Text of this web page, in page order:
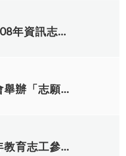
設備不足等無法
注意事項（附件
理，並請轉知所轄
附件6），又為利
服務時數計算起
業證書上所載名
就業使用。無護
、國小(三年級以
會人士。 九、活動
：即日起至114年7
「活動專區」
訓】114.7.19(星
公時間恕不受理。
，進行6 小時演講
佳作 蔡女齡 5 指
學習成果競賽佳
冠毅 9
施柏睿 11 第
12 BG106022 林
施珮諭 18
共同科二年四班
臺中市少年輔導委員會108年資訊志工招募簡章、報名表、課程表及志工招募網頁QRcode各1份，敬邀本校學生報名參加
中華非營利組織發展協會舉辦「志願服務基礎訓練及志願服務特殊訓練-社會福利類」，竟邀本校師生報名參加。
教育部青年發展署「青年教育志工參與服務計畫」，並鼓勵本校志工團隊組隊申請。